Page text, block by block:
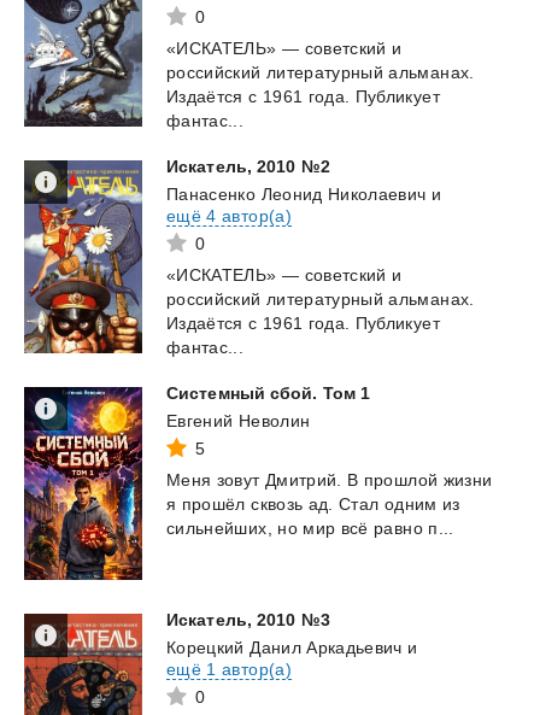
0
«ИСКАТЕЛЬ» — советский и
российский литературный альманах.
Издаётся с 1961 года. Публикует
фантас...
Искатель, 2010 №2
Панасенко Леонид Николаевич и
ещё 4 автор(а)
0
«ИСКАТЕЛЬ» — советский и
российский литературный альманах.
Издаётся с 1961 года. Публикует
фантас...
Системный сбой. Том 1
Евгений Неволин
5
Меня зовут Дмитрий. В прошлой жизни
я прошёл сквозь ад. Стал одним из
сильнейших,
но мир всё равно п...
Искатель, 2010 №3
Корецкий Данил Аркадьевич и
ещё 1 автор(а)
0